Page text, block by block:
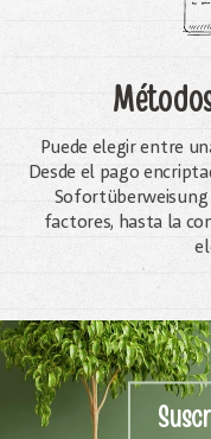
Puede elegir entre
Desde el pago
Sofortüberweisung
factores, hasta la